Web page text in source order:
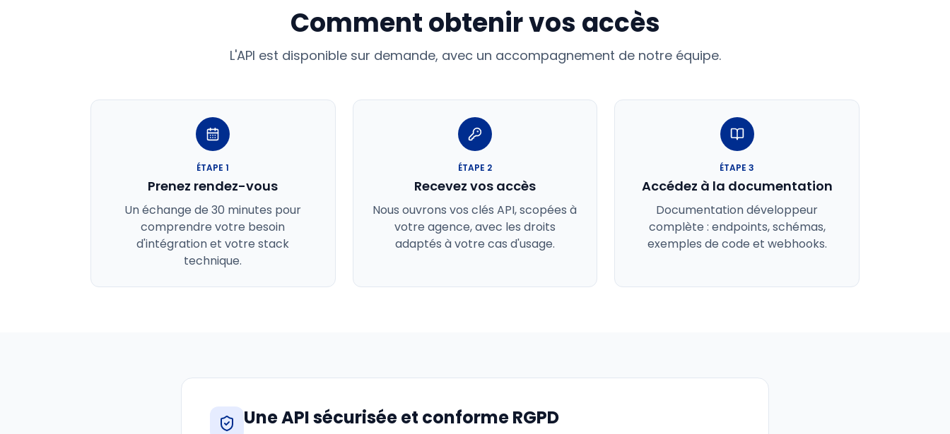
Comment obtenir vos accès
L'API est disponible sur demande, avec un accompagnement de notre équipe.
ÉTAPE1
Prenez rendez-vous
Un échange de 30 minutes pour
comprendre votre besoin
d'intégration et votre stack
technique.
ÉTAPE 2
Recevez vos accès
Nous ouvrons vos clés API, scopées à
votre agence, avec les droits
adaptés à votre cas d'usage.
ÉTAPE3
Accédez à la documentation
Documentation développeur
complète : endpoints, schémas,
exemples de code et webhooks.
Une API sécurisée et conforme RGPD